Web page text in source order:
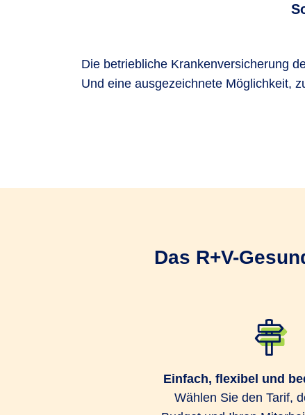
Die betriebliche Krankenversicherung
Und eine ausgezeichnete Möglichkeit,
Als Arbeitgeber
Sie bestimmen den
Die
Der Abschluss
Das R+V-
Einfach, flexibel und
Wählen Sie den Tarif,